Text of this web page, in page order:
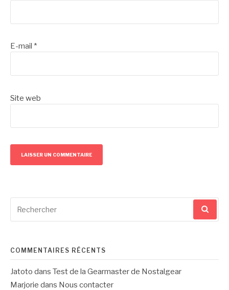
E-mail *
Site web
pour
COMMENTAIRES RÉCENTS
Jatoto dans Test de la Gearmaster de Nostalgear
Marjorie dans Nous contacter